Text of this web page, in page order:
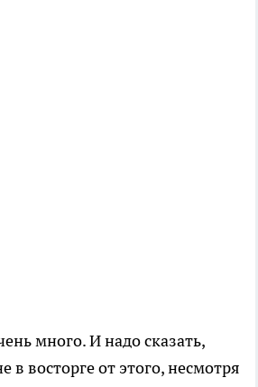
много. И надо сказать,
в восторге от этого, несмотря